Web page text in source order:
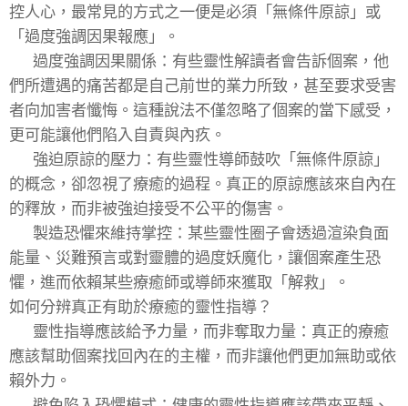
控人心，最常見的方式之一便是必須「無條件原諒」或
「過度強調因果報應」。
💓 過度強調因果關係：有些靈性解讀者會告訴個案，他
們所遭遇的痛苦都是自己前世的業力所致，甚至要求受害
者向加害者懺悔。這種說法不僅忽略了個案的當下感受，
更可能讓他們陷入自責與內疚。
💓 強迫原諒的壓力：有些靈性導師鼓吹「無條件原諒」
的概念，卻忽視了療癒的過程。真正的原諒應該來自內在
的釋放，而非被強迫接受不公平的傷害。
💓 製造恐懼來維持掌控：某些靈性圈子會透過渲染負面
能量、災難預言或對靈體的過度妖魔化，讓個案產生恐
懼，進而依賴某些療癒師或導師來獲取「解救」。
如何分辨真正有助於療癒的靈性指導？
💓 靈性指導應該給予力量，而非奪取力量：真正的療癒
應該幫助個案找回內在的主權，而非讓他們更加無助或依
賴外力。